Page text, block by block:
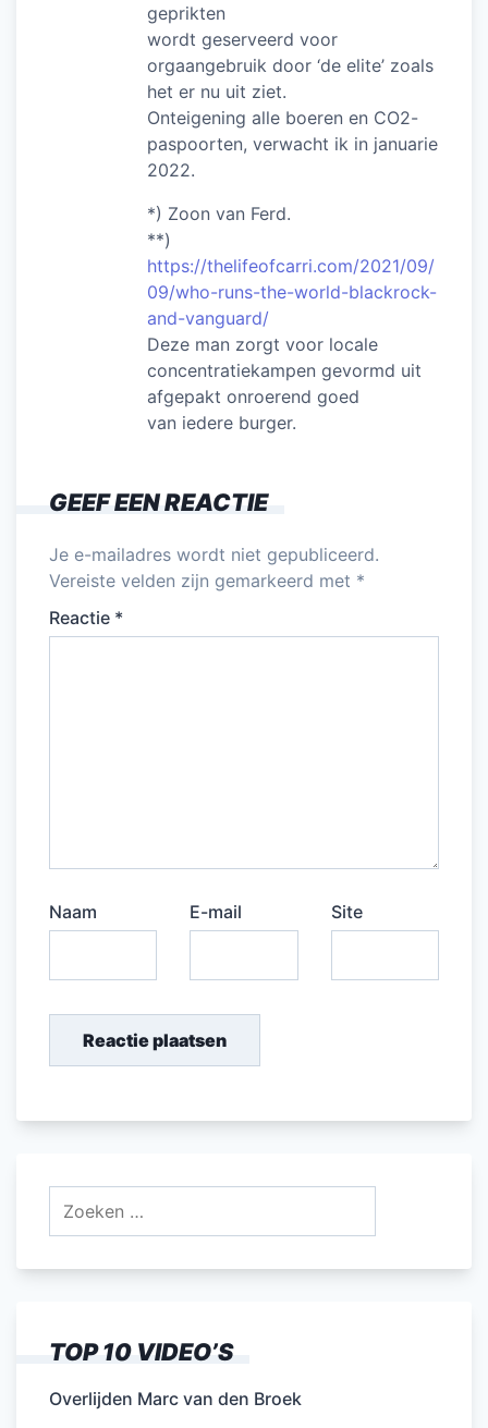
geprikten
wordt geserveerd voor
orgaangebruik door ‘de elite’ zoals
het er nu uit ziet.
Onteigening alle boeren en CO2-
paspoorten, verwacht ik in januarie
2022.
*) Zoon van Ferd.
**)
https://thelifeofcarri.com/2021/09/
09/who-runs-the-world-blackrock-
and-vanguard/
Deze man zorgt voor locale
concentratiekampen gevormd uit
afgepakt onroerend goed
van iedere burger.
GEEF EEN REACTIE
Je e-mailadres wordt niet gepubliceerd.
Vereiste velden zijn gemarkeerd met *
Reactie *
Naam E-mail Site
TOP 10 VIDEO’S
Overlijden Marc van den Broek